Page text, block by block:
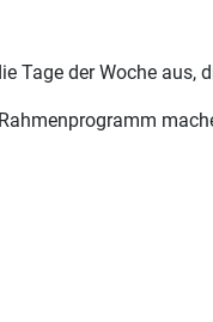
Tage der Woche aus,